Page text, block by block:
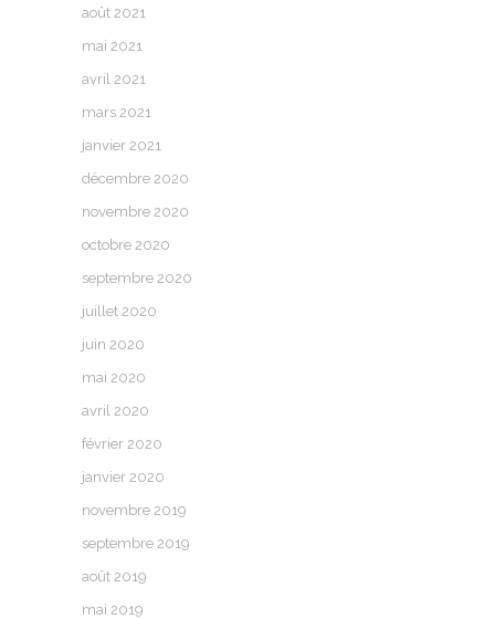
août 2021
mai 2021
avril 2021
mars 2021
janvier 2021
décembre 2020
novembre 2020
octobre 2020
septembre 2020
juillet 2020
juin 2020
mai 2020
avril 2020
février 2020
janvier 2020
novembre 2019
septembre 2019
août 2019
mai 2019